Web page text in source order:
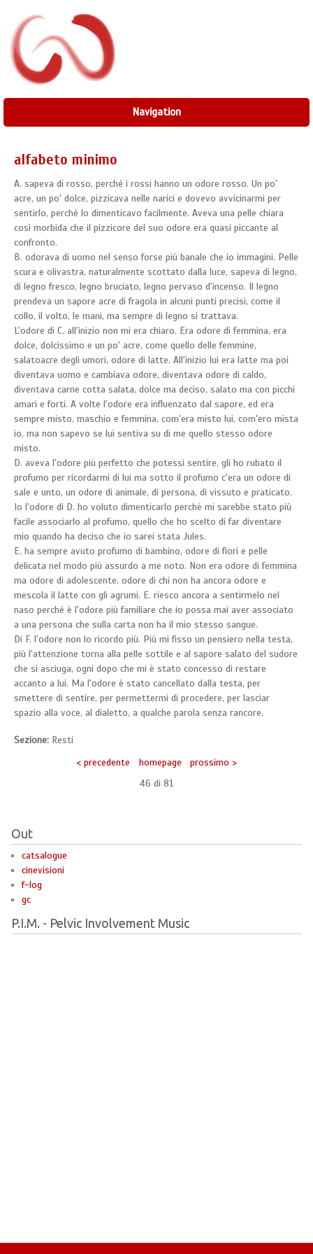
Navigation
alfabeto minimo
A. sapeva di rosso, perché i rossi hanno un odore rosso. Un po'
acre, un po' dolce, pizzicava nelle narici e dovevo avvicinarmi per
sentirlo, perché lo dimenticavo facilmente. Aveva una pelle chiara
così morbida che il pizzicore del suo odore era quasi piccante al
confronto.
B. odorava di uomo nel senso forse più banale che io immagini. Pelle
scura e olivastra, naturalmente scottato dalla luce, sapeva di legno,
di legno fresco, legno bruciato, legno pervaso d'incenso. Il legno
prendeva un sapore acre di fragola in alcuni punti precisi, come il
collo, il volto, le mani, ma sempre di legno si trattava.
L'odore di C. all'inizio non mi era chiaro. Era odore di femmina, era
dolce, dolcissimo e un po' acre, come quello delle femmine,
salatoacre degli umori, odore di latte. All'inizio lui era latte ma poi
diventava uomo e cambiava odore, diventava odore di caldo,
diventava carne cotta salata, dolce ma deciso, salato ma con picchi
amari e forti. A volte l'odore era influenzato dal sapore, ed era
sempre misto, maschio e femmina, com'era misto lui, com'ero mista
io, ma non sapevo se lui sentiva su di me quello stesso odore
misto.
D. aveva l'odore più perfetto che potessi sentire, gli ho rubato il
profumo per ricordarmi di lui ma sotto il profumo c'era un odore di
sale e unto, un odore di animale, di persona, di vissuto e praticato.
Io l'odore di D. ho voluto dimenticarlo perché mi sarebbe stato più
facile associarlo al profumo, quello che ho scelto di far diventare
mio quando ha deciso che io sarei stata Jules.
E. ha sempre avuto profumo di bambino, odore di fiori e pelle
delicata nel modo più assurdo a me noto. Non era odore di femmina
ma odore di adolescente, odore di chi non ha ancora odore e
mescola il latte con gli agrumi. E. riesco ancora a sentirmelo nel
naso perché è l'odore più familiare che io possa mai aver associato
a una persona che sulla carta non ha il mio stesso sangue.
Di F. l'odore non lo ricordo più. Più mi fisso un pensiero nella testa,
più l'attenzione torna alla pelle sottile e al sapore salato del sudore
che si asciuga, ogni dopo che mi è stato concesso di restare
accanto a lui. Ma l'odore è stato cancellato dalla testa, per
smettere di sentire, per permettermi di procedere, per lasciar
spazio alla voce, al dialetto, a qualche parola senza rancore.
Sezione: Resti
< precedente
homepage
prossimo >
46 di 81
Out
catsalogue
cinevisioni
f-log
gc
P.I.M. - Pelvic Involvement Music